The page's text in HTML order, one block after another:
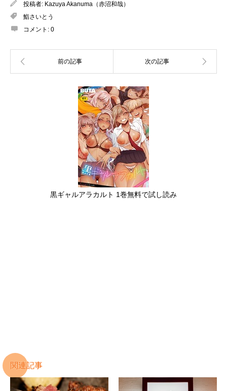
投稿者: Kazuya Akanuma（赤沼和哉）
鮨さいとう
コメント: 0
黒ギャルアラカルト 1巻無料で試し読み
関連記事